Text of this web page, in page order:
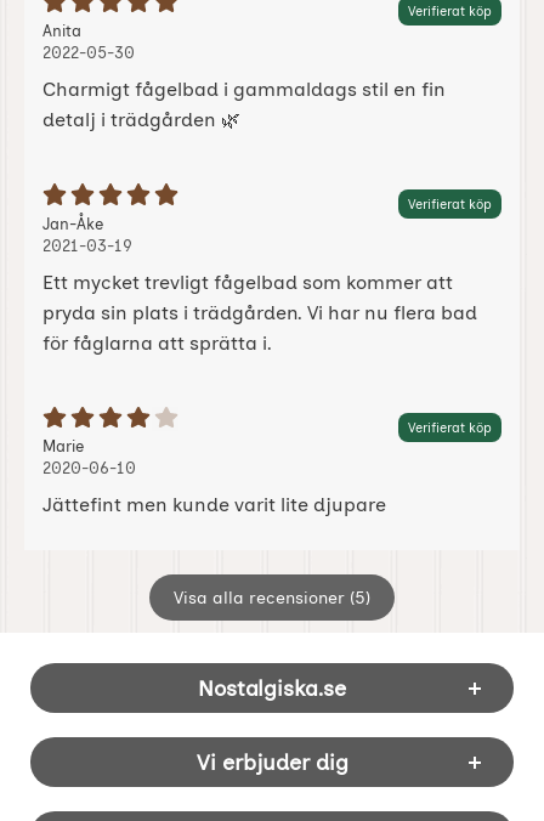
Betyg: 5 Stjärnor av 5 Verifierat köp
Recension av:
Anita
2022-05-30
Charmigt fågelbad i gammaldags stil en fin
detalj i trädgården 🌿
Betyg: 5 Stjärnor av 5 Verifierat köp
Recension av:
Jan-Åke, 2021-03-19
, 2021-03-19
2021-03-19
Ett mycket trevligt fågelbad som kommer att
pryda sin plats i trädgården. Vi har nu flera bad
för fåglarna att sprätta i.
Betyg: 4 Stjärnor av 5 Verifierat köp
Recension av:
Marie, 2020-06-10
, 2020-06-10
2020-06-10
Jättefint men kunde varit lite djupare
Visa alla recensioner (5)
Sidfot Blandad info och länkar
Nostalgiska.se
Vi erbjuder dig